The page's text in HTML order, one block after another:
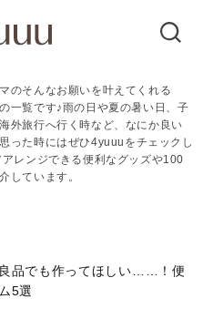
のそんなお願いを叶えてくれる
一覧です♪雨の日や夏の暑い日、子
外旅行へ行く時など、なにか良い
った時にはぜひ4yuuuをチェックし
レンジできる便利なグッズや100
しています。
良品でも作ってほしい……！便
5選